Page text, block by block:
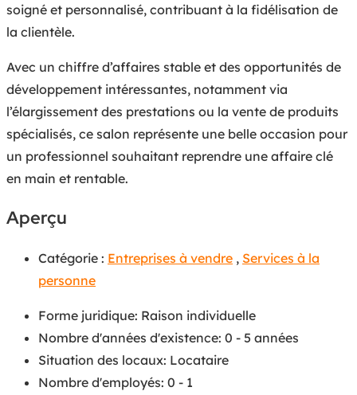
soigné et personnalisé, contribuant à la fidélisation de
la clientèle.
Avec un chiffre d’affaires stable et des opportunités de
développement intéressantes, notamment via
l’élargissement des prestations ou la vente de produits
spécialisés, ce salon représente une belle occasion pour
un professionnel souhaitant reprendre une affaire clé
en main et rentable.
Aperçu
Catégorie : Entreprises à vendre , Services à la
personne
Forme juridique: Raison individuelle
Nombre d'années d'existence: 0 - 5 années
Situation des locaux: Locataire
Nombre d'employés: 0 - 1